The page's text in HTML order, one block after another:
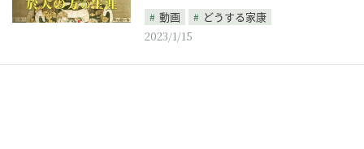
動画
どうする家康
2023/1/15